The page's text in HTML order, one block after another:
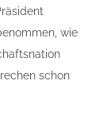
wie
schon